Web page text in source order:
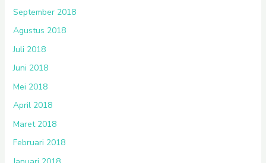
September 2018
Agustus 2018
Juli 2018
Juni 2018
Mei 2018
April 2018
Maret 2018
Februari 2018